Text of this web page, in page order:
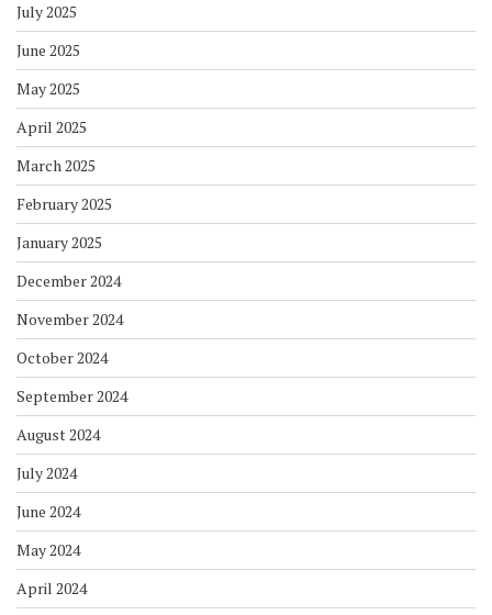
July 2025
June 2025
May 2025
April 2025
March 2025
February 2025
January 2025
December 2024
November 2024
October 2024
September 2024
August 2024
July 2024
June 2024
May 2024
April 2024